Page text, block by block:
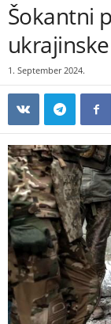
Šokantni
1. September 2024.